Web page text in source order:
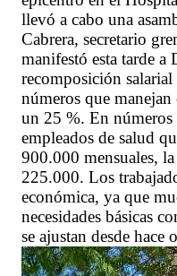
llevó a cabo una
Cabrera, secretario
manifestó esta tarde
recomposición
números que
un 25 %. En números
empleados de salud
900.000 mensuales,
225.000. Los
económica, ya que
necesidades básicas
se ajustan desde hace